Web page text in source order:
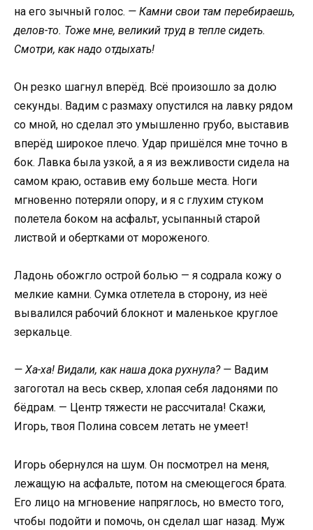
на его зычный голос. — Камни свои там перебираешь,
делов-то. Тоже мне, великий труд в тепле сидеть.
Смотри, как надо отдыхать!
Он резко шагнул вперёд. Всё произошло за долю
секунды. Вадим с размаху опустился на лавку рядом
со мной, но сделал это умышленно грубо, выставив
вперёд широкое плечо. Удар пришёлся мне точно в
бок. Лавка была узкой, а я из вежливости сидела на
самом краю, оставив ему больше места. Ноги
мгновенно потеряли опору, и я с глухим стуком
полетела боком на асфальт, усыпанный старой
листвой и обертками от мороженого.
Ладонь обожгло острой болью — я содрала кожу о
мелкие камни. Сумка отлетела в сторону, из неё
вывалился рабочий блокнот и маленькое круглое
зеркальце.
— Ха-ха! Видали, как наша дока рухнула? — Вадим
загоготал на весь сквер, хлопая себя ладонями по
бёдрам. — Центр тяжести не рассчитала! Скажи,
Игорь, твоя Полина совсем летать не умеет!
Игорь обернулся на шум. Он посмотрел на меня,
лежащую на асфальте, потом на смеющегося брата.
Его лицо на мгновение напряглось, но вместо того,
чтобы подойти и помочь, он сделал шаг назад. Муж